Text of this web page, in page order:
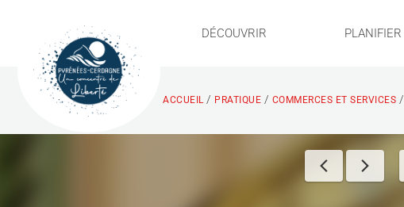
DÉCOUVRIR PLANIFIER
ACCUEIL / PRATIQUE / COMMERCES ET SERVICES /